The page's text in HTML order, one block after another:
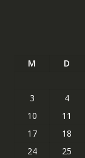
M D
3
4
10
11
17
18
24
25